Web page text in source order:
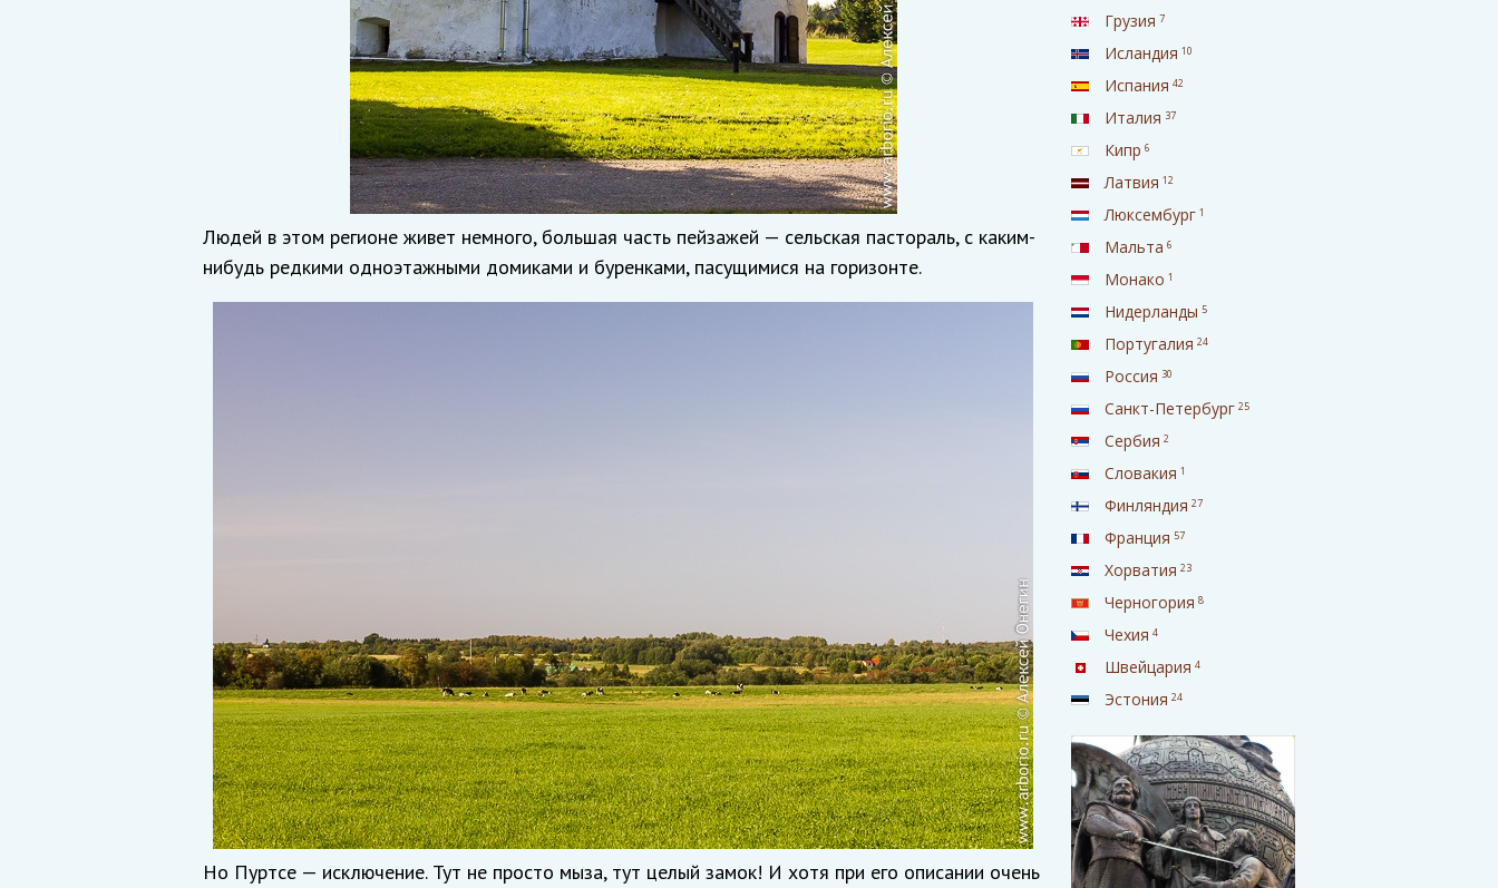
Людей в этом регионе живет немного, большая часть пейзажей — сельская пастораль, с каким-
нибудь редкими одноэтажными домиками и буренками, пасущимися на горизонте.
Но Пуртсе — исключение. Тут не просто мыза, тут целый замок! И хотя при его описании очень
Грузия 7
Исландия 10
Испания 42
Италия 37
Кипр 6
Латвия 12
Люксембург 1
Мальта 6
Монако 1
Нидерланды 5
Португалия 24
Россия 30
Санкт-Петербург 25
Сербия 2
Словакия 1
Финляндия 27
Франция 57
Хорватия 23
Черногория 8
Чехия 4
Швейцария 4
Эстония 24